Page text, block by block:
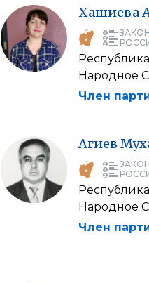
Хашиева
Народное
Член
Агиев
Народное
Член